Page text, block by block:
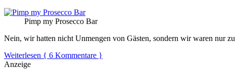
Pimp my Prosecco Bar
Nein, wir hatten nicht Unmengen von Gästen, sondern wir waren nur zu
Weiterlesen { 6 Kommentare }
Anzeige